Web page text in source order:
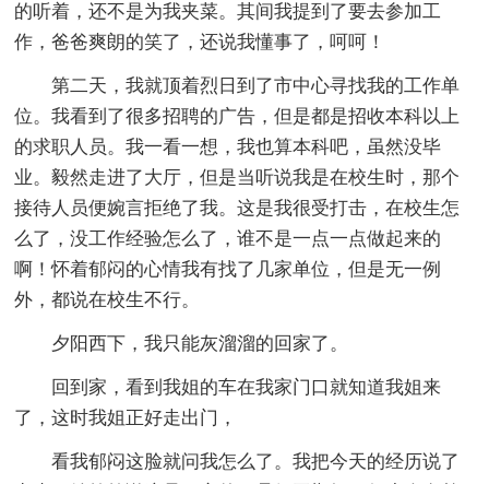
的听着，还不是为我夹菜。其间我提到了要去参加工
作，爸爸爽朗的笑了，还说我懂事了，呵呵！
第二天，我就顶着烈日到了市中心寻找我的工作单
位。我看到了很多招聘的广告，但是都是招收本科以上
的求职人员。我一看一想，我也算本科吧，虽然没毕
业。毅然走进了大厅，但是当听说我是在校生时，那个
接待人员便婉言拒绝了我。这是我很受打击，在校生怎
么了，没工作经验怎么了，谁不是一点一点做起来的
啊！怀着郁闷的心情我有找了几家单位，但是无一例
外，都说在校生不行。
夕阳西下，我只能灰溜溜的回家了。
回到家，看到我姐的车在我家门口就知道我姐来
了，这时我姐正好走出门，
看我郁闷这脸就问我怎么了。我把今天的经历说了